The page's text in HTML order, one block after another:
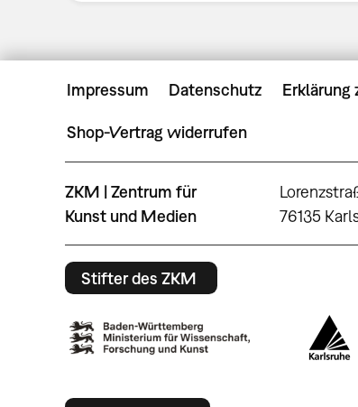
Impressum Datenschutz Erklärung
Shop-Vertrag widerrufen
ZKM | Zentrum für
Kunst und Medien
76135
Stifter des ZKM